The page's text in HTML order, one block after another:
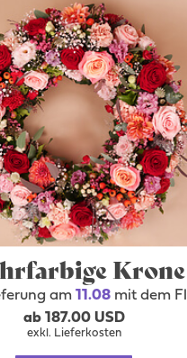
Krone
am 11.08mit dem
ab 187.00 USD
exkl. Lieferkosten